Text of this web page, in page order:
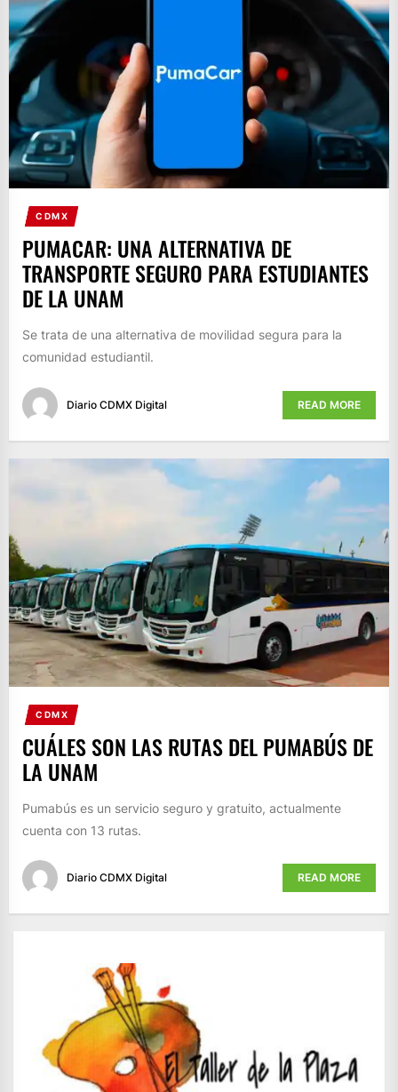
CDMX
PUMACAR: UNA ALTERNATIVA DE
TRANSPORTE SEGURO PARA ESTUDIANTES
DE LA UNAM
Se trata de una alternativa de movilidad segura para la
comunidad estudiantil.
Diario CDMX Digital READ MORE
CDMX
CUÁLES SON LAS RUTAS DEL PUMABÚS DE
LA UNAM
Pumabús es un servicio seguro y gratuito, actualmente
cuenta con 13 rutas.
Diario CDMX Digital READ MORE